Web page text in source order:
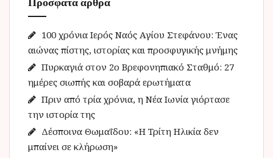
σ
η
γ
ι
α
:
100 χρόνια Ιερός Ναός Αγίου Στεφάνου: Ένας
αιώνας πίστης, ιστορίας και προσφυγικής μνήμης
Πυρκαγιά στον 2ο Βρεφονηπιακό Σταθμό: 27
ημέρες σιωπής και σοβαρά ερωτήματα
Πριν από τρία χρόνια, η Νέα Ιωνία γιόρτασε
την ιστορία της
Δέσποινα Θωμαΐδου: «Η Τρίτη Ηλικία δεν
μπαίνει σε κλήρωση»